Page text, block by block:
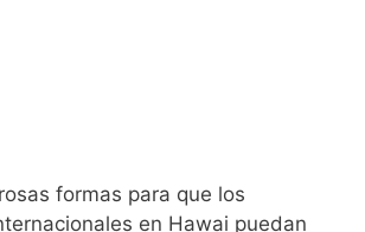
formas para que los
en Hawai puedan